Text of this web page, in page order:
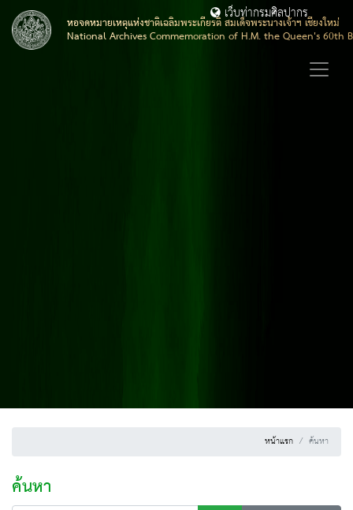
หอจดหมายเหตุแห่งชาติเฉลิมพระเกียรติ สมเด็จพระนางเจ้าฯ เชียงใหม่
National Archives Commemoration of H.M. the Queen's 60th
เว็บท่ากรมศิลปากร
หน้าแรก ค้นหา
ค้นหา